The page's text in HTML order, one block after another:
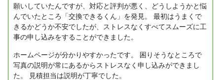
願いしていたんですが、対応と評判が悪く、どうしようかと悩
んでいたところ「交換できるくん」を発見。
最初はうまくで
きるかどうか不安でしたが、ストレスなくすべてスムーズに工
事の申し込みをすることができました。
ホームページが分かりやすかったです。
困りそうなところで
写真の説明が常にあるからストレスなく申し込みができまし
た。
見積担当は説明が丁寧でした。